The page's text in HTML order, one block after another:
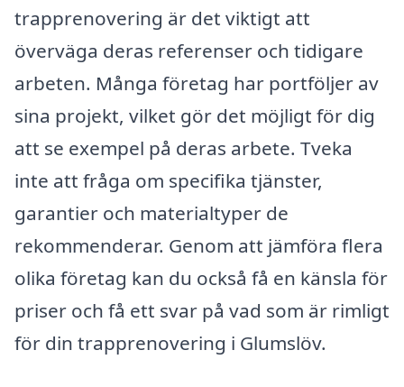
trapprenovering är det viktigt att
överväga deras referenser och tidigare
arbeten. Många företag har portföljer av
sina projekt, vilket gör det möjligt för dig
att se exempel på deras arbete. Tveka
inte att fråga om specifika tjänster,
garantier och materialtyper de
rekommenderar. Genom att jämföra flera
olika företag kan du också få en känsla för
priser och få ett svar på vad som är rimligt
för din trapprenovering i Glumslöv.